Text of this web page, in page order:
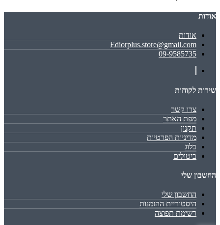
אודות
אודות
Ediorplus.store@gmail.com
09-9585735
שירות לקוחות
צרו קשר
מפת האתר
תקנון
מדיניות הפרטיות
בלוג
ביטולים
החשבון שלי
החשבון שלי
היסטוריית ההזמנות
רשימת תפוצה